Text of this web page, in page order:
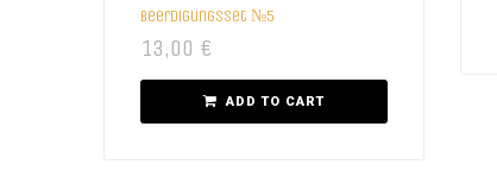
Beerdigungsset №5
13,00 €
ADD TO CART